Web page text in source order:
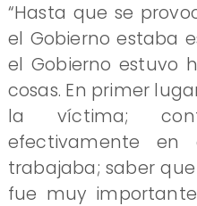
“Hasta que se
el Gobierno estaba
el Gobierno estuvo
cosas. En primer
la víctima;
efectivamente en
trabajaba; saber
fue muy